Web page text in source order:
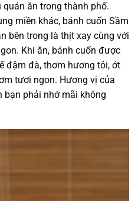
ăn trong thành phố.
miền khác, bánh cuốn Sầm
bên trong là thịt xay cùng với
Khi ăn, bánh cuốn được
đậm đà, thơm hương tỏi, ớt
tươi ngon. Hương vị của
bạn phải nhớ mãi không